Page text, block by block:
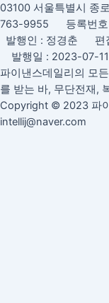
03100 서울특별시
763-9955 등록번호
발행인 : 정경춘 편
발행일 : 2023-07-
파이낸스데일리의 모
를 받는 바, 무단전재,
Copyright © 2023 파
intellij@naver.com